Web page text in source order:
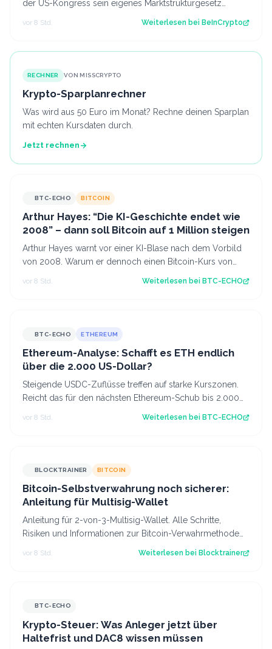
der US-Kongress sein eigenes Marktstrukturgesetz
vor 8 Std. Weiterlesen bei BeInCrypto
RECHNER VON MISSCRYPTO
Krypto-Sparplanrechner
Was wird aus 50 Euro im Monat? Rechne deinen Sparplan
mit echten Kursdaten durch.
Jetzt rechnen
BTC-ECHO BITCOIN
Arthur Hayes: “Die KI-Geschichte endet wie
2008” – dann soll Bitcoin auf 1 Million steigen
Arthur Hayes warnt vor einer KI-Blase nach dem Vorbild
von 2008. Warum er dennoch einen Bitcoin-Kurs von
einer Million US-Dollar für möglich…
vor 8 Std. Weiterlesen bei BTC-ECHO
BTC-ECHO ETHEREUM
Ethereum-Analyse: Schafft es ETH endlich
über die 2.000 US-Dollar?
Steigende USDC-Zuflüsse treffen auf starke Kurszonen.
Reicht das für den nächsten Ethereum-Schub bis 2.000
vor 8 Std. Weiterlesen bei BTC-ECHO
BLOCKTRAINER BITCOIN
Bitcoin-Selbstverwahrung noch sicherer:
Anleitung für Multisig-Wallet
Anleitung für 2-von-3-Multisig-Wallet. Alle Schritte,
Risiken und Informationen zur Bitcoin-Verwahrmethode
für Profis, die vor dem Coldcard-…
vor 8 Std. Weiterlesen bei Blocktrainer
BTC-ECHO
Krypto-Steuer: Was Anleger jetzt über
Haltefrist und DAC8 wissen müssen